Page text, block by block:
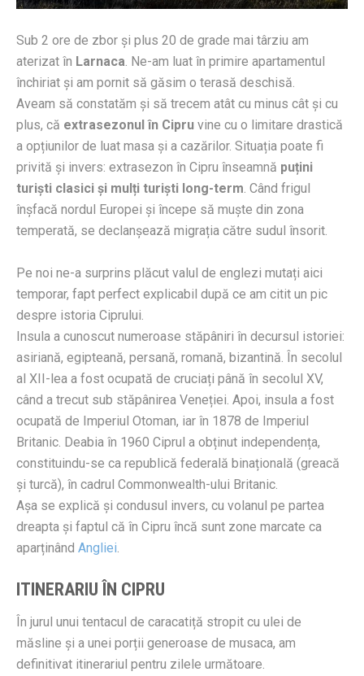
Sub 2 ore de zbor și plus 20 de grade mai târziu am
aterizat în Larnaca. Ne-am luat în primire apartamentul
închiriat și am pornit să găsim o terasă deschisă.
Aveam să constatăm și să trecem atât cu minus cât și cu
plus, că extrasezonul în Cipru vine cu o limitare drastică
a opțiunilor de luat masa și a cazărilor. Situația poate fi
privită și invers: extrasezon în Cipru înseamnă puțini
turiști clasici și mulți turiști long-term. Când frigul
înșfacă nordul Europei și începe să muște din zona
temperată, se declanșează migrația către sudul însorit.
Pe noi ne-a surprins plăcut valul de englezi mutați aici
temporar, fapt perfect explicabil după ce am citit un pic
despre istoria Ciprului.
Insula a cunoscut numeroase stăpâniri în decursul istoriei:
asiriană, egipteană, persană, romană, bizantină. În secolul
al XII-lea a fost ocupată de cruciați până în secolul XV,
când a trecut sub stăpânirea Veneției. Apoi, insula a fost
ocupată de Imperiul Otoman, iar în 1878 de Imperiul
Britanic. Deabia în 1960 Ciprul a obținut independența,
constituindu-se ca republică federală binațională (greacă
și turcă), în cadrul Commonwealth-ului Britanic.
Așa se explică și condusul invers, cu volanul pe partea
dreapta și faptul că în Cipru încă sunt zone marcate ca
aparținând Angliei.
ITINERARIU ÎN CIPRU
În jurul unui tentacul de caracatiță stropit cu ulei de
măsline și a unei porții generoase de musaca, am
definitivat itinerariul pentru zilele următoare.